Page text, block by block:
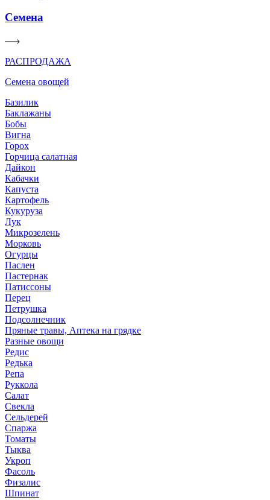
Семена
РАСПРОДАЖА
Семена овощей
Базилик
Баклажаны
Бобы
Вигна
Горох
Горчица салатная
Дайкон
Кабачки
Капуста
Картофель
Кукуруза
Лук
Микрозелень
Морковь
Огурцы
Паслен
Пастернак
Патиссоны
Перец
Петрушка
Подсолнечник
Пряные травы, Аптека на грядке
Разные овощи
Редис
Редька
Репа
Руккола
Салат
Свекла
Сельдерей
Спаржа
Томаты
Тыква
Укроп
Фасоль
Физалис
Шпинат